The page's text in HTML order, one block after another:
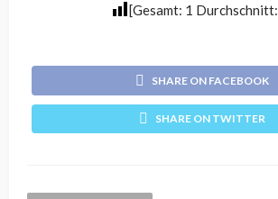
[Gesamt: 1 Durchschnitt:
SHARE ON FACEBOOK
SHARE ON TWITTER